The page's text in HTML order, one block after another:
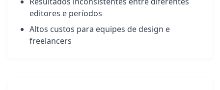
editores e períodos
Altos custos para equipes de design e
freelancers